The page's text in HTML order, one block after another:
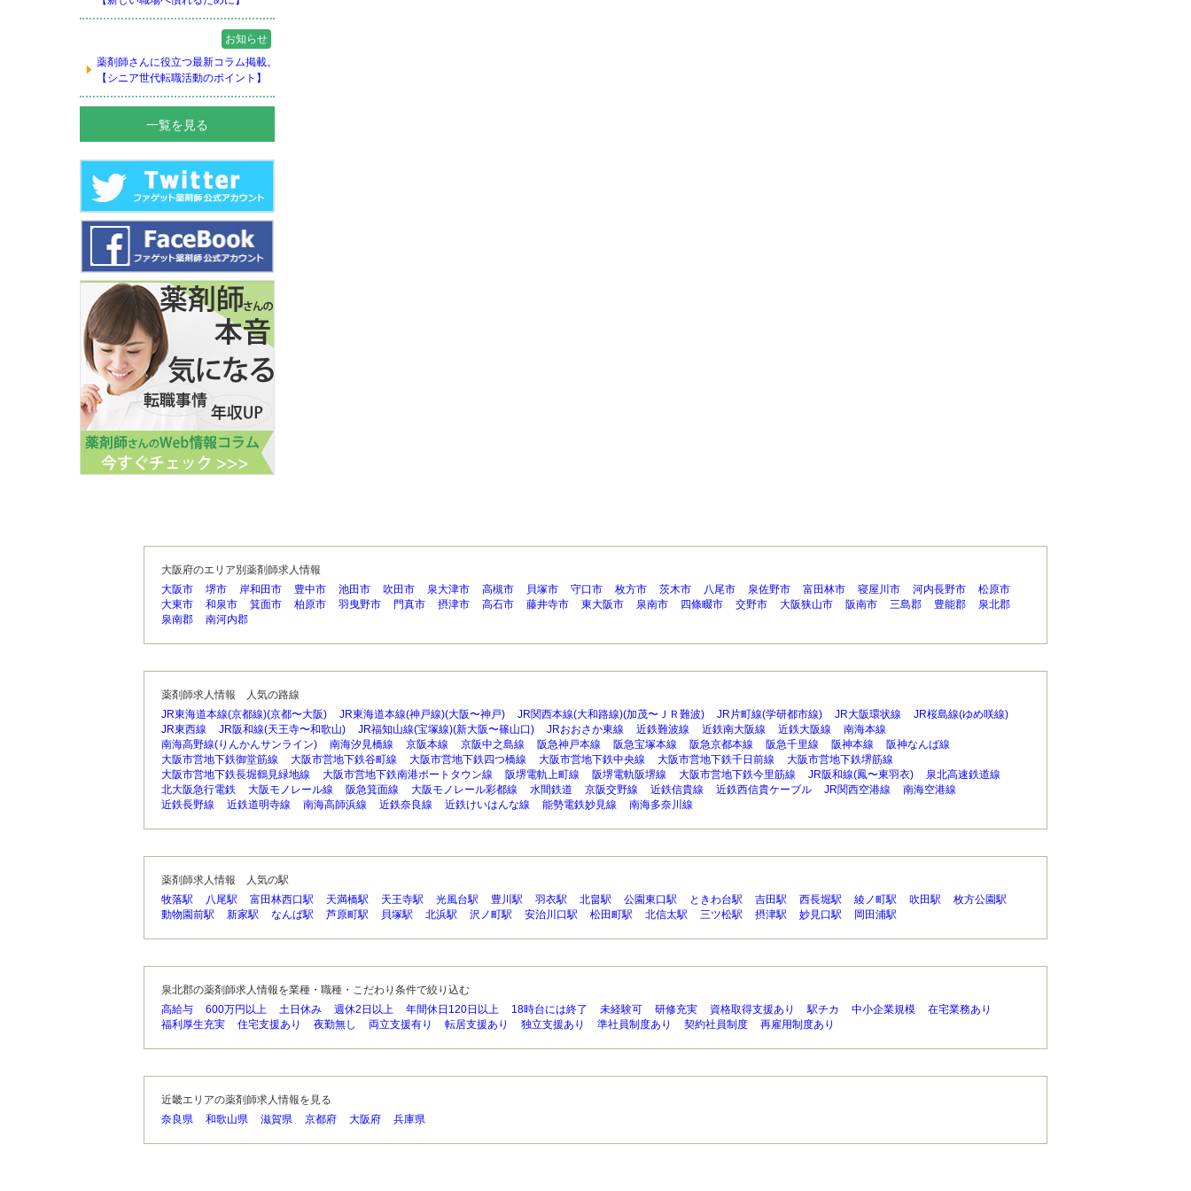
お知らせ
薬剤師さんに役立つ最新コラム掲載。
【シニア世代転職活動のポイント】
一覧を見る
大阪府のエリア別薬剤師求人情報
大阪市
堺市 岸和田市 豊中市 池田市 吹田市 泉大津市 高槻市 貝塚市 守口市 枚方市 茨木市 八尾市 泉佐野市 富田林市 寝屋川市 河内長野市
松原市
大東市
和泉市 箕面市 柏原市 羽曳野市 門真市 摂津市 高石市 藤井寺市 東大阪市 泉南市 四條畷市 交野市 大阪狭山市 阪南市 三島郡 豊能郡
泉北郡
泉南郡
南河内郡
薬剤師求人情報 人気の路線
JR東海道本線(京都線)(京都〜大阪)
JR東海道本線(神戸線)(大阪〜神戸) JR関西本線(大和路線)(加茂〜ＪＲ難波) JR片町線(学研都市線) JR大阪環状線
JR桜島線(ゆめ咲線)
JR東西線
JR阪和線(天王寺〜和歌山) JR福知山線(宝塚線)(新大阪〜篠山口) JRおおさか東線 近鉄難波線 近鉄南大阪線 近鉄大阪線
南海本線
南海高野線(りんかんサンライン)
南海汐見橋線 京阪本線 京阪中之島線 阪急神戸本線 阪急宝塚本線 阪急京都本線 阪急千里線 阪神本線
阪神なんば線
大阪市営地下鉄御堂筋線
大阪市営地下鉄谷町線 大阪市営地下鉄四つ橋線 大阪市営地下鉄中央線 大阪市営地下鉄千日前線
大阪市営地下鉄堺筋線
大阪市営地下鉄長堀鶴見緑地線
大阪市営地下鉄南港ポートタウン線 阪堺電軌上町線 阪堺電軌阪堺線 大阪市営地下鉄今里筋線 JR阪和線(鳳〜東羽衣)
泉北高速鉄道線
北大阪急行電鉄
大阪モノレール線 阪急箕面線 大阪モノレール彩都線 水間鉄道 京阪交野線 近鉄信貴線 近鉄西信貴ケーブル JR関西空港線
南海空港線
近鉄長野線
近鉄道明寺線 南海高師浜線 近鉄奈良線 近鉄けいはんな線 能勢電鉄妙見線 南海多奈川線
薬剤師求人情報 人気の駅
牧落駅
八尾駅 富田林西口駅 天満橋駅 天王寺駅 光風台駅 豊川駅 羽衣駅 北畠駅 公園東口駅 ときわ台駅 吉田駅 西長堀駅 綾ノ町駅 吹田駅
枚方公園駅
動物園前駅
新家駅 なんば駅 芦原町駅 貝塚駅 北浜駅 沢ノ町駅 安治川口駅 松田町駅 北信太駅 三ツ松駅 摂津駅 妙見口駅 岡田浦駅
泉北郡の薬剤師求人情報を業種・職種・こだわり条件で絞り込む
高給与
600万円以上 土日休み 週休2日以上 年間休日120日以上 18時台には終了 未経験可 研修充実 資格取得支援あり 駅チカ 中小企業規模
在宅業務あり
福利厚生充実
住宅支援あり 夜勤無し 両立支援有り 転居支援あり 独立支援あり 準社員制度あり 契約社員制度 再雇用制度あり
近畿エリアの薬剤師求人情報を見る
奈良県
和歌山県 滋賀県 京都府 大阪府 兵庫県